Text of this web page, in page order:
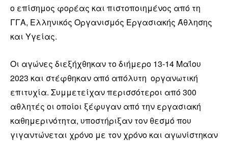
ο επίσημος φορέας και πιστοποιημένος από τη
ΓΓΑ, Ελληνικός Οργανισμός Εργασιακής Άθλησης
και Υγείας.
Οι αγώνες διεξήχθηκαν το διήμερο 13-14 Μαΐου
2023 και στέφθηκαν από απόλυτη οργανωτική
επιτυχία. Συμμετείχαν περισσότεροι από 300
αθλητές οι οποίοι ξέφυγαν από την εργασιακή
καθημερινότητα, υποστήριξαν τον θεσμό που
γιγαντώνεται χρόνο με τον χρόνο και αγωνίστηκαν